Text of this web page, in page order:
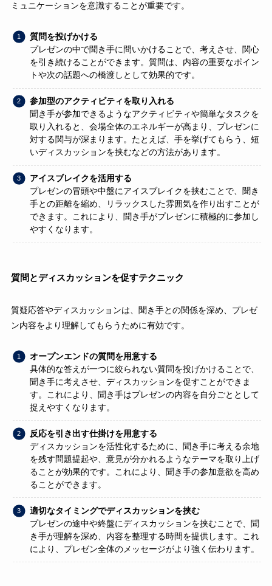
ミュニケーションを意識することが重要です。
質問を投げかける
プレゼンの中で聞き手に問いかけることで、考えさせ、関心
を引き続けることができます。質問は、内容の重要なポイン
トや次の話題への橋渡しとして効果的です。
参加型のアクティビティを取り入れる
聞き手が参加できるようなアクティビティや簡単なタスクを
取り入れると、会場全体のエネルギーが高まり、プレゼンに
対する関与が深まります。たとえば、手を挙げてもらう、短
いディスカッションを挟むなどの方法があります。
アイスブレイクを活用する
プレゼンの冒頭や中盤にアイスブレイクを挟むことで、聞き
手との距離を縮め、リラックスした雰囲気を作り出すことが
できます。これにより、聞き手がプレゼンに積極的に参加し
やすくなります。
質問とディスカッションを促すテクニック
質疑応答やディスカッションは、聞き手との関係を深め、プレゼ
ン内容をより理解してもらうために有効です。
オープンエンドの質問を用意する
具体的な答えが一つに絞られない質問を投げかけることで、
聞き手に考えさせ、ディスカッションを促すことができま
す。これにより、聞き手はプレゼンの内容を自分ごととして
捉えやすくなります。
反応を引き出す仕掛けを用意する
ディスカッションを活性化するために、聞き手に考える余地
を残す問題提起や、意見が分かれるようなテーマを取り上げ
ることが効果的です。これにより、聞き手の参加意欲を高め
ることができます。
適切なタイミングでディスカッションを挟む
プレゼンの途中や終盤にディスカッションを挟むことで、聞
き手が理解を深め、内容を整理する時間を提供します。これ
により、プレゼン全体のメッセージがより強く伝わります。